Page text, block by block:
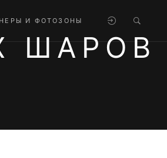
И ФОТОЗОНЫ
ШАРОВ